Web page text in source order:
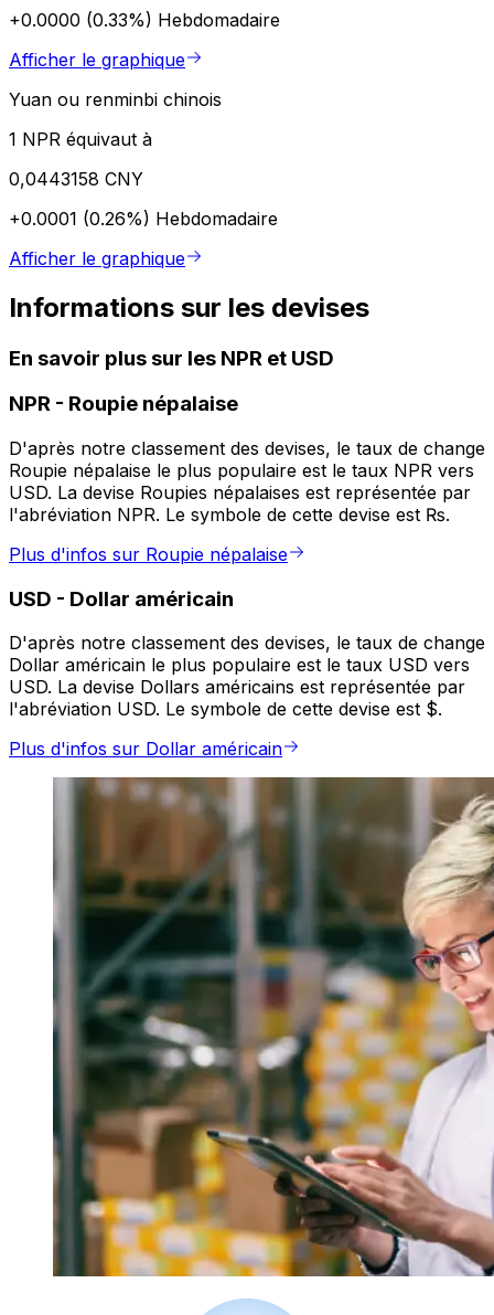
+0.0000 (0.33%) Hebdomadaire
Afficher le graphique
Yuan ou renminbi chinois
1 NPR équivaut à
0,0443158 CNY
+0.0001 (0.26%) Hebdomadaire
Afficher le graphique
Informations sur les devises
En savoir plus sur les NPR et USD
NPR - Roupie népalaise
D'après notre classement des devises, le taux de change
Roupie népalaise le plus populaire est le taux NPR vers
USD. La devise Roupies népalaises est représentée par
l'abréviation NPR. Le symbole de cette devise est ₨.
Plus d'infos sur Roupie népalaise
USD - Dollar américain
D'après notre classement des devises, le taux de change
Dollar américain le plus populaire est le taux USD vers
USD. La devise Dollars américains est représentée par
l'abréviation USD. Le symbole de cette devise est $.
Plus d'infos sur Dollar américain